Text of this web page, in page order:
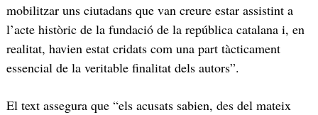
mobilitzar uns ciutadans que van creure estar assistint a
l’acte històric de la fundació de la república catalana i, en
realitat, havien estat cridats com una part tàcticament
essencial de la veritable finalitat dels autors”.
El text assegura que “els acusats sabien, des del mateix